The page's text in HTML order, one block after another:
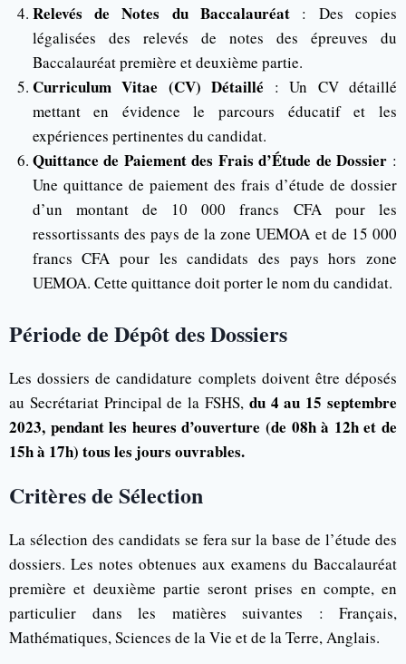
Relevés de Notes du Baccalauréat: Des copies
légalisées des relevés de notes des épreuves du
Baccalauréat première et deuxième partie.
Curriculum Vitae (CV) Détaillé : Un CV détaillé
mettant en évidence le parcours éducatif et les
expériences pertinentes du candidat.
Quittance de Paiement des Frais d’Étude de Dossier :
Une quittance de paiement des frais d’étude de dossier
d’un montant de 10 000 francs CFA pour les
ressortissants des pays de la zone UEMOA et de 15 000
francs CFA pour les candidats des pays hors zone
UEMOA. Cette quittance doit porter le nom du candidat.
Période de Dépôt des Dossiers
Les dossiers de candidature complets doivent être déposés
au Secrétariat Principal de la FSHS, du 4 au 15 septembre
2023, pendant les heures d’ouverture (de 08h à 12h et de
15h à 17h) tous les jours ouvrables.
Critères de Sélection
La sélection des candidats se fera sur la base de l’étude des
dossiers. Les notes obtenues aux examens du Baccalauréat
première et deuxième partie seront prises en compte, en
particulier dans les matières suivantes : Français,
Mathématiques, Sciences de la Vie et de la Terre, Anglais.